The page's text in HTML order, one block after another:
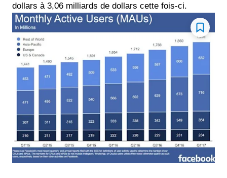
dollars à 3,06 milliards de dollars cette fois-ci.